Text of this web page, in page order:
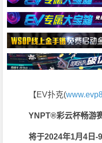
【EV扑克(
YNPT®彩云杯畅游
将于2024年1月4日-